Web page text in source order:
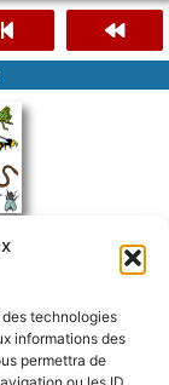
technologies
informations des
permettra de